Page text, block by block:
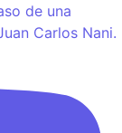
de una
Carlos Nani.